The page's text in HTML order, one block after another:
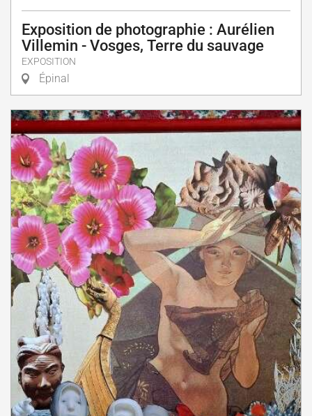
Exposition de photographie : Aurélien
Villemin - Vosges, Terre du sauvage
EXPOSITION
Épinal